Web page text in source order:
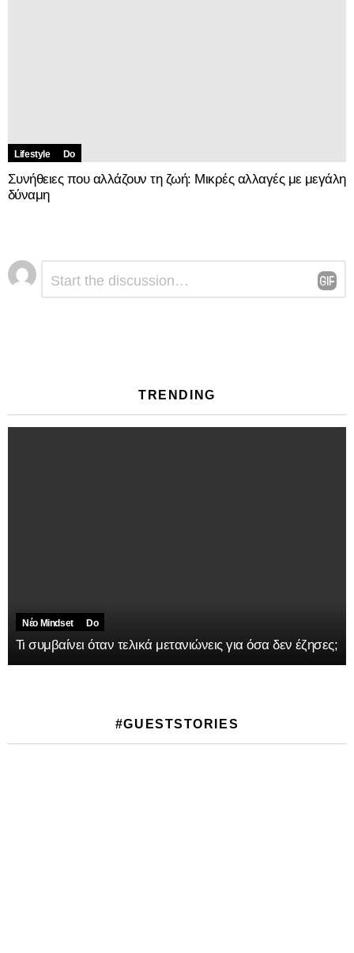
Lifestyle Do
Συνήθειες που αλλάζουν τη ζωή: Μικρές αλλαγές με μεγάλη
δύναμη
Αφήστε
μια
απάντηση
TRENDING
Νέο Mindset Do
Τι συμβαίνει όταν τελικά μετανιώνεις για όσα δεν έζησες;
#GUESTSTORIES